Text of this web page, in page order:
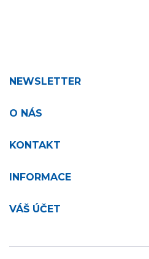
NEWSLETTER
O NÁS
KONTAKT
INFORMACE
VÁŠ ÚČET